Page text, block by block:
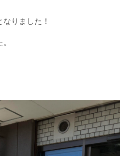
りました！